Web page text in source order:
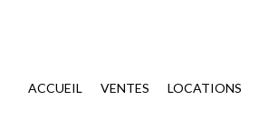
ACCUEIL VENTES LOCATIONS